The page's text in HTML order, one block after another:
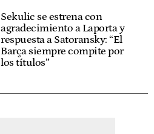
Sekulic se estrena con
agradecimiento a Laporta y
respuesta a Satoransky: “El
Barça siempre compite por
los títulos”